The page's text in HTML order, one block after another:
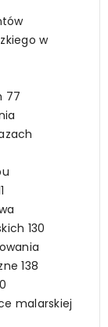
w
77
130
138
malarskiej